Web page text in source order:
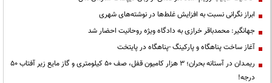
ابراز نگرانی نسبت به افزایش غلط‌ها در نوشته‌های شهری
جهانگیر: محمدباقر خرازی به دادگاه ویژه روحانیت احضار شد
آغاز ساخت پناهگاه و پارکینگ -پناهگاه در پایتخت
ریمـدان در آستانه بحران؛ ۳ هزار کامیون قفل، صف ۵۰ کیلومتری و گاز مایع زیر آفتاب ۵۰
درجه!